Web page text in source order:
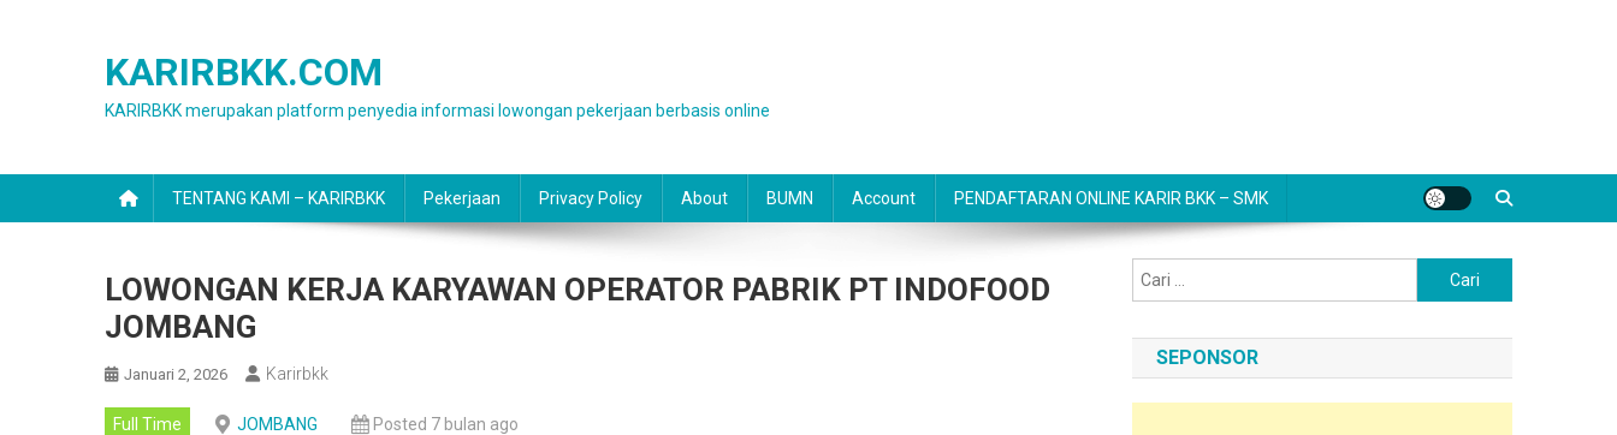
KARIRBKK.COM
KARIRBKK merupakan platform penyedia informasi lowongan pekerjaan berbasis online
TENTANG KAMI – KARIRBKK Pekerjaan Privacy Policy About BUMN Account PENDAFTARAN ONLINE KARIR BKK – SMK
LOWONGAN KERJA KARYAWAN OPERATOR PABRIK PT INDOFOOD
JOMBANG
Januari 2, 2026 Karirbkk
Full Time JOMBANG Posted 7 bulan ago
untuk:
SEPONSOR